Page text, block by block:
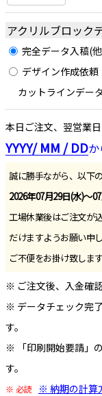
アクリルブロック
完全データ入稿(
デザイン作成依頼
カットラインデー
本日ご注文、翌営業
YYYY/ MM / DD
誠に勝手ながら、以下
2026年07月29日(水)～
工場休業後はご注文が
だけますようお願い申
ご不便をお掛け致しま
※ ご注文後、入金確
※ データチェック完
す。
※ 「印刷開始要請」
す。
※ 必読 ※ 納期の計算